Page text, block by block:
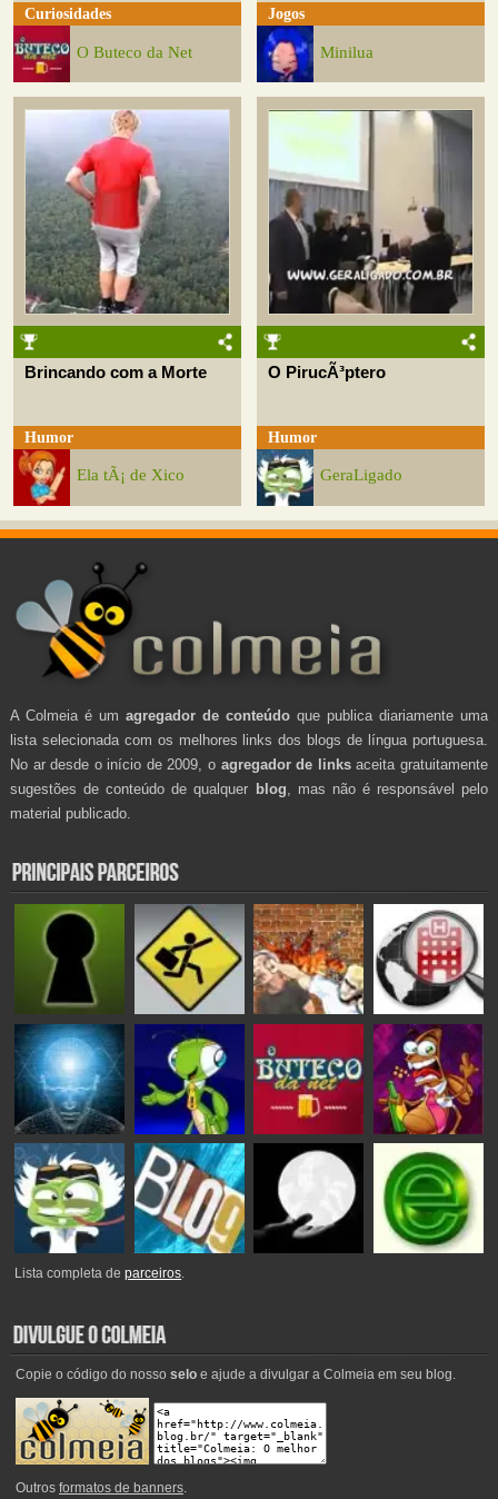
Curiosidades
O Buteco da Net
Jogos
Minilua
Brincando com a Morte
Humor
Ela tÃ¡ de Xico
O PirucÃ³ptero
Humor
GeraLigado
A Colmeia é um agregador de conteúdo que publica diariamente uma
lista selecionada com os melhores links dos blogs de língua portuguesa.
No ar desde o início de 2009, o agregador de linksaceita gratuitamente
sugestões de conteúdo de qualquer blog , mas não é responsável pelo
material publicado.
Lista completa deparceiros.
Copie o código do nosso seloe ajude a divulgar a Colmeia em seu blog.
Outros formatos de banners.